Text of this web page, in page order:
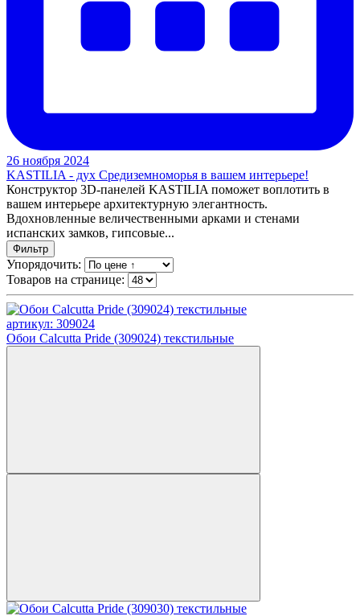
26 ноября 2024
KASTILIA - дух Средиземноморья в вашем интерьере!
Конструктор 3D-панелей KASTILIA поможет воплотить в
вашем интерьере архитектурную элегантность.
Вдохновленные величественными арками и стенами
испанских замков, гипсовые...
Фильтр
Упорядочить:
Товаров на странице:
артикул: 309024
Обои Calcutta Pride (309024) текстильные